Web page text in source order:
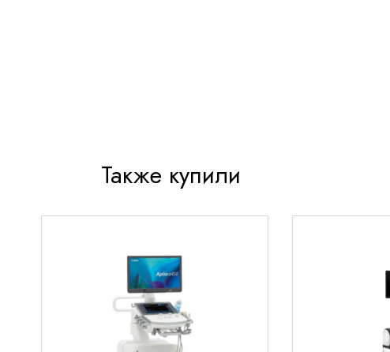
исследований. Удобное расположение
обеспечивает специалисту доступ к важным
Гб. Существует возможность одновременного
и видеозаписи без ущерба для качества.
Поддерживаемые типы эндоскопов:
Видеогастроскоп
Также купили